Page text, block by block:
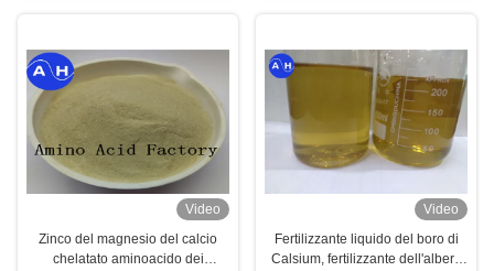
Video
Zinco del magnesio del calcio
chelatato aminoacido dei
Video
Fertilizzante liquido del boro di
Calsium, fertilizzante dell'albero